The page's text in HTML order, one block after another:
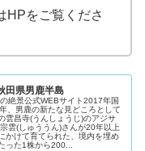
HPをご覧くださ
田県男鹿半島
絶景公式WEBサイト2017年国
、男鹿の新たな見どころとして
雲昌寺(うんしょうじ)のアジサ
雲(しゅううん)さんが20年以上
かけて育てられた、境内を埋め
った1株から200...